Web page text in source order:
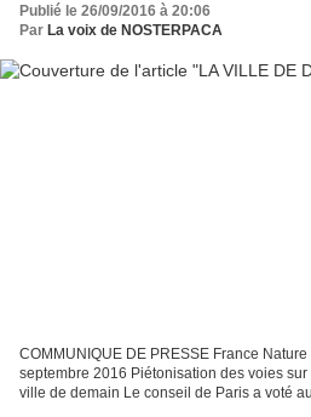
Publié le 26/09/2016 à 20:06
Par La voix de NOSTERPACA
COMMUNIQUE DE PRESSE France
septembre 2016 Piétonisation des voies
ville de demain Le conseil de Paris a voté